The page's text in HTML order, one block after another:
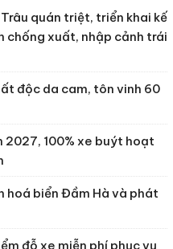
quán triệt, triển khai kế
chống xuất, nhập cảnh trái
độc da cam, tôn vinh 60
2027, 100% xe buýt hoạt
hoá biển Đầm Hà và phát
đỗ xe miễn phí phục vụ